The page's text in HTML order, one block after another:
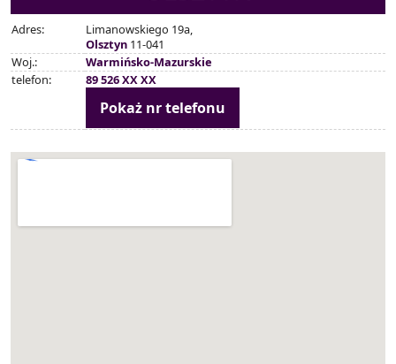
Adres:
Limanowskiego 19a,
Olsztyn 11-041
Woj.:
Warmińsko-Mazurskie
telefon:
89 526 XX XX
Pokaż nr telefonu